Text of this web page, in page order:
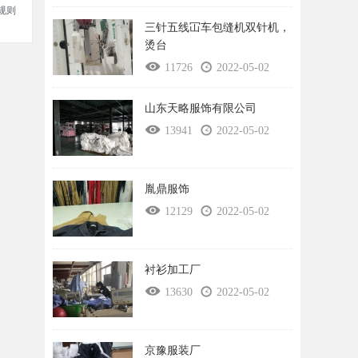
则
三针五线冚车包缝机双针机，
烫台
11726
2022-05-02
山东天略服饰有限公司
13941
2022-05-02
胤鼎服饰
12129
2022-05-02
衬衫加工厂
13630
2022-05-02
京豫服装厂